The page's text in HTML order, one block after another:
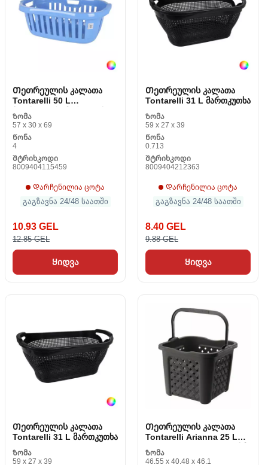
Თეთრეულის კალათა
Tontarelli 50 L
პლასტიკური მართკუთხა
(66 X 44 x 25 სმ)
Ზომა
57 x 30 x 69
Წონა
4
Შტრიხკოდი
8009404115459
Დარჩენილია ცოტა
გაგზავნა 24/48 საათში
10.93 GEL
12.85 GEL
Ყიდვა
Თეთრეულის კალათა
Tontarelli 31 L მართკუთხა
Ზომა
59 x 27 x 39
Წონა
0.713
Შტრიხკოდი
8009404212363
Დარჩენილია ცოტა
გაგზავნა 24/48 საათში
8.40 GEL
9.88 GEL
Ყიდვა
Თეთრეულის კალათა
Tontarelli 31 L მართკუთხა
Ზომა
59 x 27 x 39
Თეთრეულის კალათა
Tontarelli Arianna 25 L
Wengue 38 x 38 x 31.5 სმ
Ზომა
46.55 x 40.48 x 46.1